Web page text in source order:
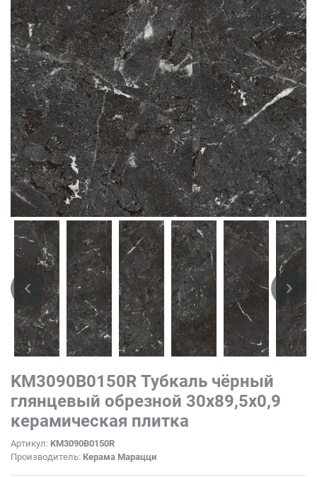
KM3090B0150R Тубкаль чёрный
глянцевый обрезной 30x89,5x0,9
керамическая плитка
Артикул: KM3090B0150R
Производитель: Керама Марацци